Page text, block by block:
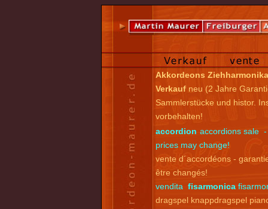
Akkordeons
Verkauf neu (2 Jahre
Sammlerstücke und histor.
vorbehalten!
accordion accordions sale -
prices may change!
vente d´accordéons -
être changés!
vendita fisarmonica
dragspel knappdragspel